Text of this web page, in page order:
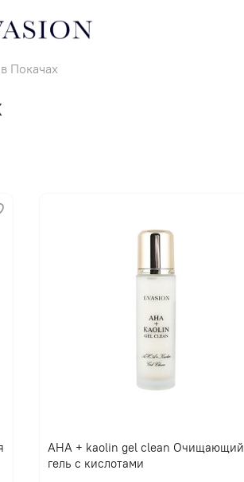
Покачах
AHA + kaolin gel clean Очищающий
гель с кислотами